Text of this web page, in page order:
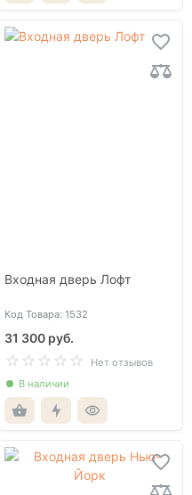
Входная дверь Лофт
Код Товара: 1532
31 300 руб.
Нет отзывов
В наличии